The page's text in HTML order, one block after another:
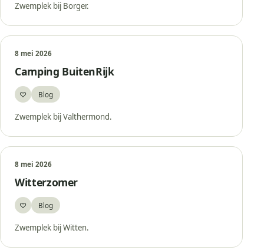
Zwemplek bij Borger.
8 mei 2026
Camping BuitenRijk
♡Bewaar
Blog
Zwemplek bij Valthermond.
8 mei 2026
Witterzomer
♡Bewaar
Blog
Zwemplek bij Witten.